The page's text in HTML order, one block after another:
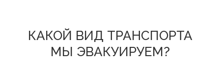
КАКОЙ ВИД ТРАНСПОРТА
МЫ ЭВАКУИРУЕМ?